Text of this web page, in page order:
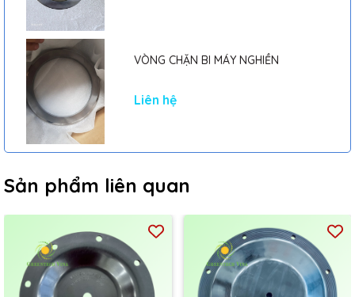
VÒNG CHẶN BI MÁY NGHIỀN
Liên hệ
Sản phẩm liên quan